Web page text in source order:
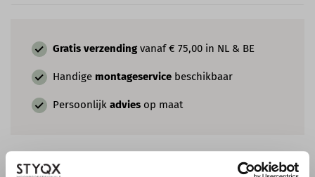
Gratis verzending vanaf € 75,00 in NL & BE
Handige montageservice beschikbaar
Persoonlijk advies op maat
AANBEVOLEN LAK EN MUURVERF